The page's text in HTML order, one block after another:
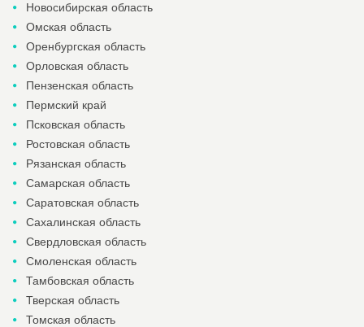
Новосибирская область
Омская область
Оренбургская область
Орловская область
Пензенская область
Пермский край
Псковская область
Ростовская область
Рязанская область
Самарская область
Саратовская область
Сахалинская область
Свердловская область
Смоленская область
Тамбовская область
Тверская область
Томская область